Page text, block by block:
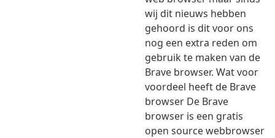
wij dit nieuws hebben
gehoord is dit voor ons
nog een extra reden om
gebruik te maken van de
Brave browser. Wat voor
voordeel heeft de Brave
browser De Brave
browser is een gratis
open source webbrowser